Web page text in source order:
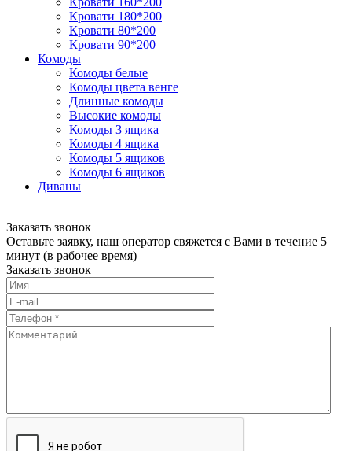
Кровати 180*200
Кровати 80*200
Кровати 90*200
Комоды
Комоды белые
Комоды цвета венге
Длинные комоды
Высокие комоды
Комоды 3 ящика
Комоды 4 ящика
Комоды 5 ящиков
Комоды 6 ящиков
Диваны
Заказать звонок
Оставьте заявку, наш оператор свяжется с Вами в течение 5
минут (в рабочее время)
Заказать звонок